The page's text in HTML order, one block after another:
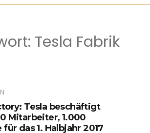
Tesla Fabrik
Tesla beschäftigt
Mitarbeiter, 1.000
das 1. Halbjahr 2017